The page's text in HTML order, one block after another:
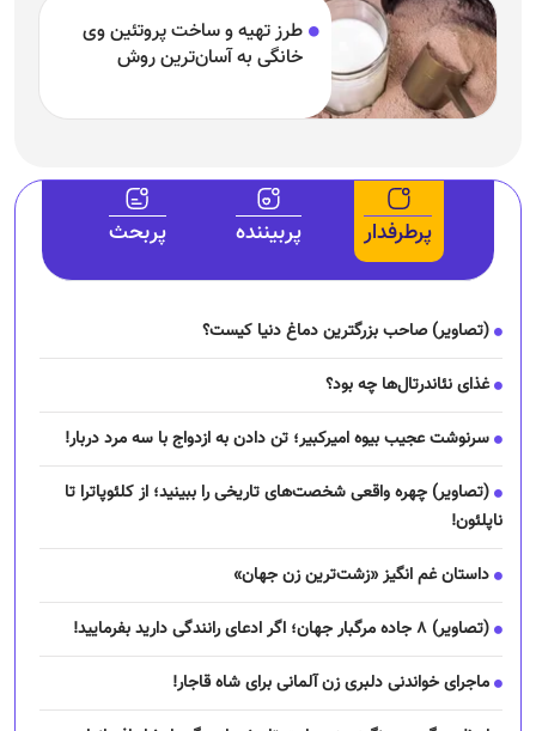
طرز تهیه و ساخت پروتئین وی
خانگی به آسان‌ترین روش
پرطرفدار پربیننده پربحث
(تصاویر) صاحب بزرگترین دماغ دنیا کیست؟
غذای نئاندرتال‌ها چه بود؟
سرنوشت عجیب بیوه امیرکبیر؛ تن دادن به ازدواج با سه مرد دربار!
(تصاویر) چهره واقعی شخصت‌های تاریخی را ببینید؛ از کلئوپاترا تا
ناپلئون!
داستان غم انگیز «زشت‌ترین زن جهان»
(تصاویر) ۸ جاده مرگبار جهان؛ اگر ادعای رانندگی دارید بفرمایید!
ماجرای خواندنی دلبری زن آلمانی برای شاه قاجار!